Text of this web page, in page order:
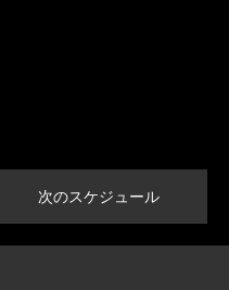
次のスケジュール